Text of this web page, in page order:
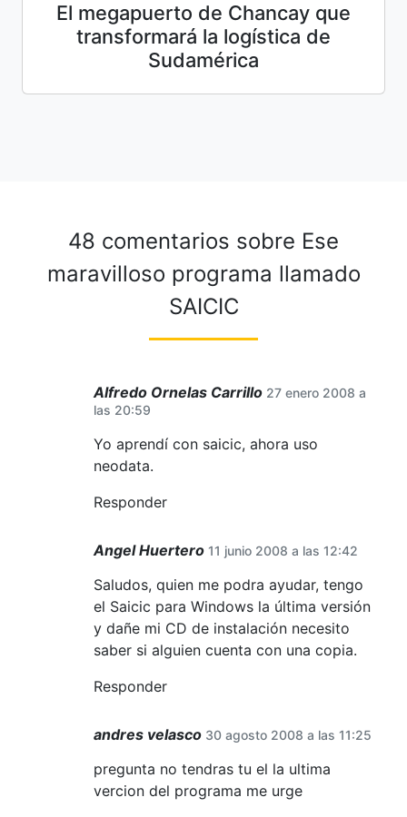
El megapuerto de Chancay que
transformará la logística de
Sudamérica
48 comentarios sobre Ese
maravilloso programa llamado
SAICIC
Alfredo Ornelas Carrillo 27 enero 2008 a
las 20:59
Yo aprendí con saicic, ahora uso
neodata.
Responder
Angel Huertero 11 junio 2008 a las 12:42
Saludos, quien me podra ayudar, tengo
el Saicic para Windows la última versión
y dañe mi CD de instalación necesito
saber si alguien cuenta con una copia.
Responder
andres velasco 30 agosto 2008 a las 11:25
pregunta no tendras tu el la ultima
vercion del programa me urge